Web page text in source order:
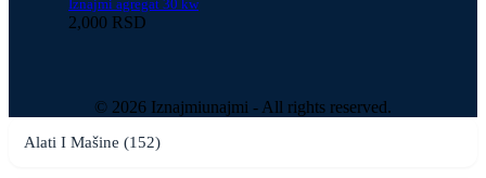
Iznajmi agregat 30 kw
2,000 RSD
© 2026 Iznajmiunajmi - All rights reserved.
Alati I Mašine (152)